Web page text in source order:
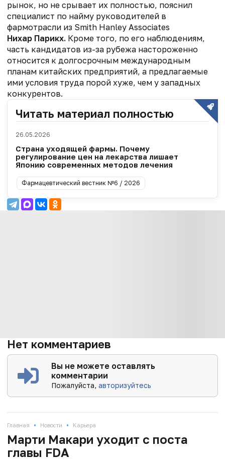
рынок, но не срывает их полностью, пояснил
специалист по найму руководителей в
фармотрасли из Smith Hanley Associates
Нихар Парикх. Кроме того, по его наблюдениям,
часть кандидатов из-за рубежа настороженно
относится к долгосрочным международным
планам китайских предприятий, а предлагаемые
ими условия труда порой хуже, чем у западных
конкурентов.
Читать материал полностью
26.05.2026
Страна уходящей фармы. Почему
регулирование цен на лекарства лишает
Японию современных методов лечения
Фармацевтический вестник №6 / 2026
Нет комментариев
Вы не можете оставлять
комментарии
Пожалуйста,авторизуйтесь
Главная • Новости • Карьера
Марти Макари уходит с поста
главы FDA